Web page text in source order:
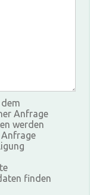
Anfrage
werden
finden